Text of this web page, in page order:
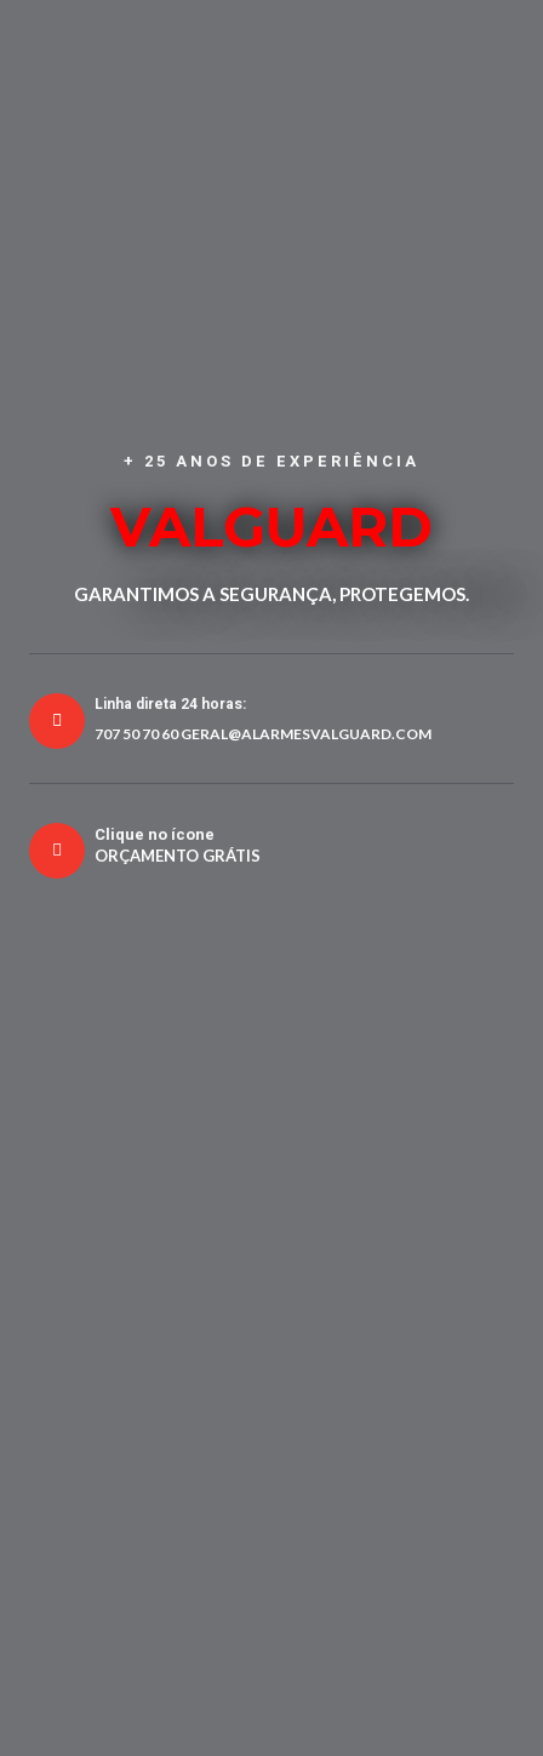
+ 25 ANOS DE EXPERIÊNCIA
VALGUARD
GARANTIMOS A SEGURANÇA, PROTEGEMOS.
Linha direta 24 horas:
707 50 70 60 GERAL@ALARMESVALGUARD.COM
Clique no ícone
ORÇAMENTO GRÁTIS